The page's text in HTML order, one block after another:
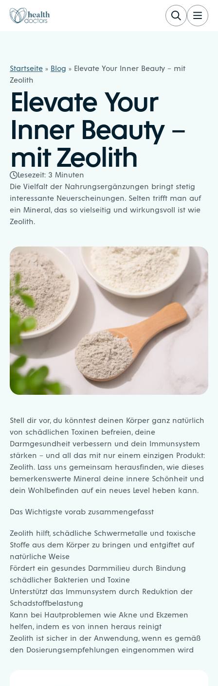
Healthdoctors
Startseite » Blog » Elevate Your Inner Beauty – mit
Zeolith
Elevate Your
Inner Beauty –
mit Zeolith
Lesezeit: 3 Minuten
Die Vielfalt der Nahrungsergänzungen bringt stetig
interessante Neuerscheinungen. Selten trifft man auf
ein Mineral, das so vielseitig und wirkungsvoll ist wie
Zeolith.
Stell dir vor, du könntest deinen Körper ganz natürlich
von schädlichen Toxinen befreien, deine
Darmgesundheit verbessern und dein Immunsystem
stärken – und all das mit nur einem einzigen Produkt:
Zeolith. Lass uns gemeinsam herausfinden, wie dieses
bemerkenswerte Mineral deine innere Schönheit und
dein Wohlbefinden auf ein neues Level heben kann.
Das Wichtigste vorab zusammengefasst
Zeolith hilft, schädliche Schwermetalle und toxische
Stoffe aus dem Körper zu bringen und entgiftet auf
natürliche Weise
Fördert ein gesundes Darmmilieu durch Bindung
schädlicher Bakterien und Toxine
Unterstützt das Immunsystem durch Reduktion der
Schadstoffbelastung
Kann bei Hautproblemen wie Akne und Ekzemen
helfen, indem es von innen heraus reinigt
Zeolith ist sicher in der Anwendung, wenn es gemäß
den Dosierungsempfehlungen eingenommen wird